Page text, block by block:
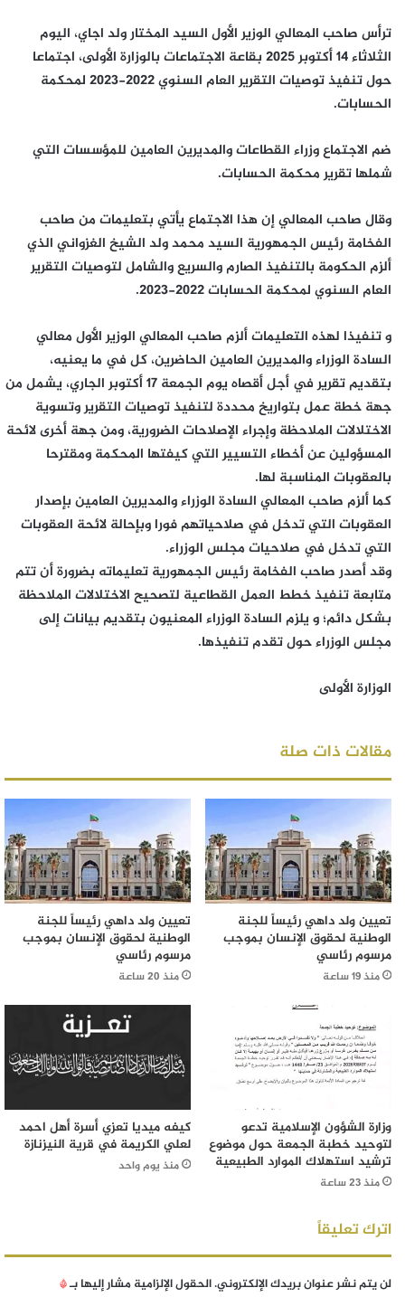
ترأس صاحب المعالي الوزير الأول السيد المختار ولد اجاي، اليوم
الثلاثاء 14 أكتوبر 2025 بقاعة الاجتماعات بالوزارة الأولى، اجتماعا
حول تنفيذ توصيات التقرير العام السنوي 2022-2023 لمحكمة
الحسابات.
ضم الاجتماع وزراء القطاعات والمديرين العامين للمؤسسات التي
شملها تقرير محكمة الحسابات.
وقال صاحب المعالي إن هذا الاجتماع يأتي بتعليمات من صاحب
الفخامة رئيس الجمهورية السيد محمد ولد الشيخ الغزواني الذي
ألزم الحكومة بالتنفيذ الصارم والسريع والشامل لتوصيات التقرير
العام السنوي لمحكمة الحسابات 2022-2023.
و تنفيذا لهذه التعليمات ألزم صاحب المعالي الوزير الأول معالي
السادة الوزراء والمديرين العامين الحاضرين، كل في ما يعنيه،
بتقديم تقرير في أجل أقصاه يوم الجمعة 17 أكتوبر الجاري، يشمل من
جهة خطة عمل بتواريخ محددة لتنفيذ توصيات التقرير وتسوية
الاختلالات الملاحظة وإجراء الإصلاحات الضرورية، ومن جهة أخرى لائحة
المسؤولين عن أخطاء التسيير التي كيفتها المحكمة ومقترحا
بالعقوبات المناسبة لها.
كما ألزم صاحب المعالي السادة الوزراء والمديرين العامين بإصدار
العقوبات التي تدخل في صلاحياتهم فورا وبإحالة لائحة العقوبات
التي تدخل في صلاحيات مجلس الوزراء.
وقد أصدر صاحب الفخامة رئيس الجمهورية تعليماته بضرورة أن تتم
متابعة تنفيذ خطط العمل القطاعية لتصحيح الاختلالات الملاحظة
بشكل دائم؛ و يلزم السادة الوزراء المعنيون بتقديم بيانات إلى
مجلس الوزراء حول تقدم تنفيذها.
الوزارة الأولى
مقالات ذات صلة
تعيين ولد داهي رئيساً للجنة
الوطنية لحقوق الإنسان بموجب
مرسوم رئاسي
منذ 19 ساعة
تعيين ولد داهي رئيساً للجنة
الوطنية لحقوق الإنسان بموجب
مرسوم رئاسي
منذ 20 ساعة
وزارة الشؤون الإسلامية تدعو
لتوحيد خطبة الجمعة حول موضوع
ترشيد استهلاك الموارد الطبيعية
منذ 23 ساعة
كيفه ميديا تعزي أسرة أهل احمد
لعلي الكريمة في قرية النيزنازة
منذ يوم واحد
اترك تعليقاً
لن يتم نشر عنوان بريدك الإلكتروني.الحقول الإلزامية مشار إليها بـ*